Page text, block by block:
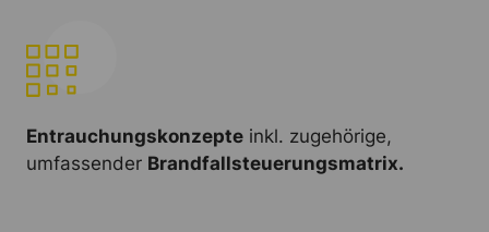
Entrauchungskonzepte inkl. zugehörige,
umfassender Brandfallsteuerungsmatrix.